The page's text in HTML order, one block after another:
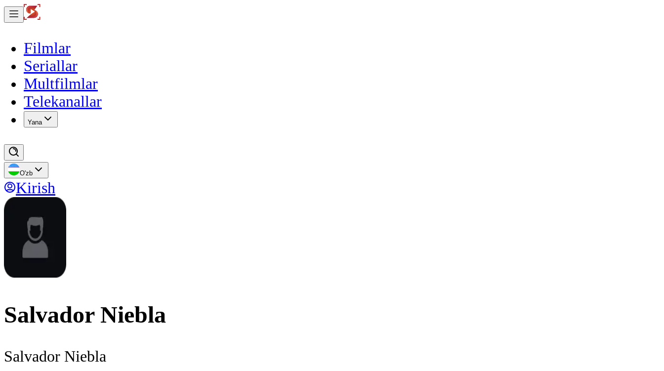
Filmlar
Seriallar
Multfilmlar
Telekanallar
Yana
O'zb
Kirish
Salvador Niebla
Salvador Niebla